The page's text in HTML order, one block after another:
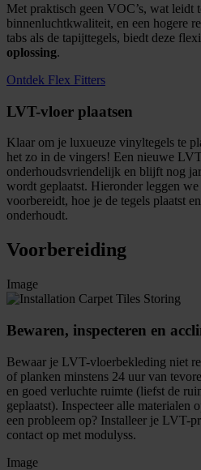
Met praktisch geen VOC’s, wat leidt
binnenluchtkwaliteit, en een hogere
tabs als de tapijttegels, biedt deze
oplossing.
Ontdek Flex Fitters
LVT-vloer plaatsen
Klaar om je luxueuze vinyltegels te
het zo in de vingers! Een nieuwe
onderhoudsvriendelijk en blijft nog
wordt geplaatst. Hieronder leggen
voorbereidt, hoe je de tegels plaatst
onderhoudt.
Voorbereiding
Image
Bewaren, inspecteren en
Bewaar je LVT-vloerbekleding niet
of planken minstens 24 uur van
en goed verluchte ruimte (liefst de
geplaatst). Inspecteer alle materialen
een probleem op? Installeer je LVT-
contact op met modulyss.
Image